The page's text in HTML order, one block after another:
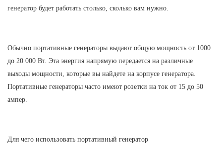
генератор будет работать столько, сколько вам нужно.
Обычно портативные генераторы выдают общую мощность от 1000
до 20 000 Вт. Эта энергия напрямую передается на различные
выходы мощности, которые вы найдете на корпусе генератора.
Портативные генераторы часто имеют розетки на ток от 15 до 50
ампер.
Для чего использовать портативный генератор